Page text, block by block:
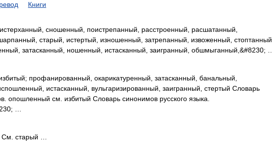
Книги
сношенный, поистрепанный, расстроенный, расшатанный,
старый, истертый, изношенный, затрепанный, извоженный, стоптанный,
затасканный, ношенный, истасканный, заигранный, обшмыганный,&#8230; …
профанированный, окарикатуренный, затасканный, банальный,
истасканный, вульгаризированный, заигранный, стертый Словарь
опошленный см. избитый Словарь синонимов русского языка.
…
старый …